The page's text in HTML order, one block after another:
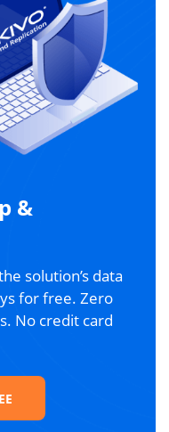
&
solution’s data
for free. Zero
No credit card